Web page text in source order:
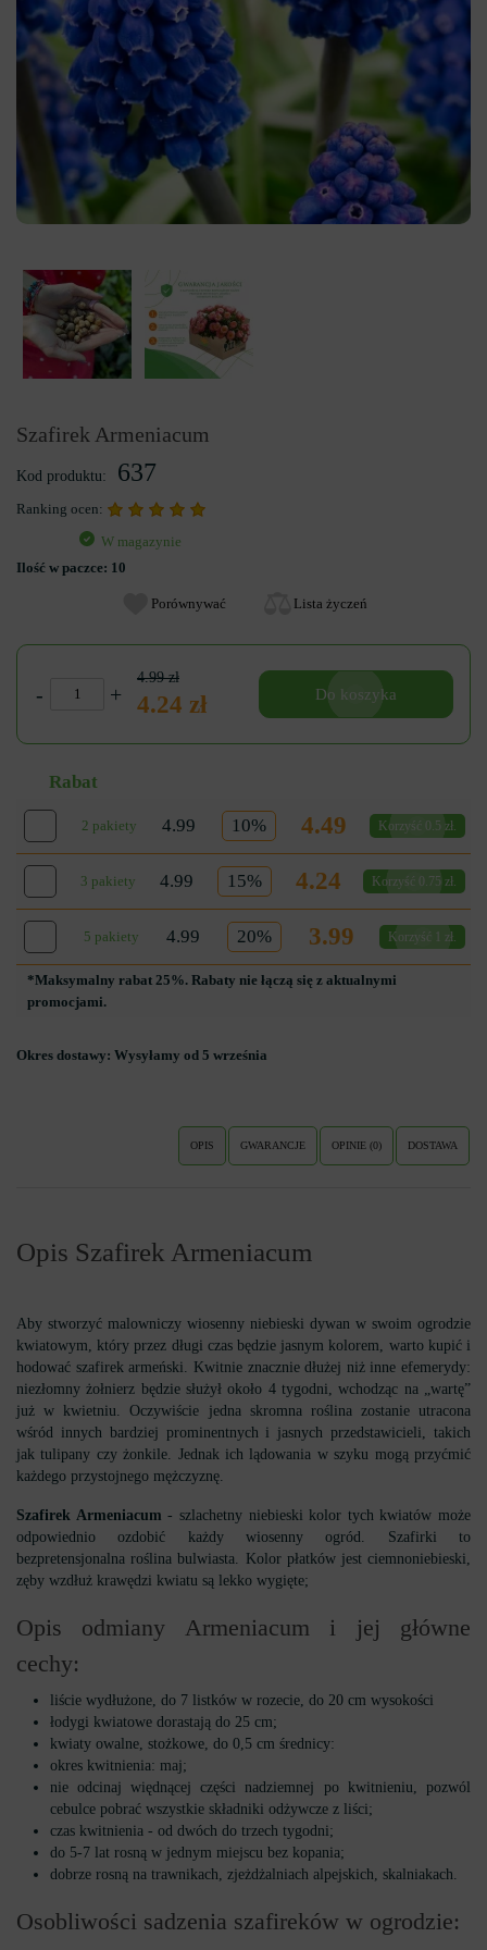
Szafirek Armeniacum
Kod produktu: 637
Ranking ocen:
W magazynie
Ilość w paczce: 10
Porównywać Lista życzeń
- +
4.99 zł
4.24 zł Do koszyka
Rabat
2 pakiety 4.99 10% 4.49 Korzyść 0.5 zł.
3 pakiety 4.99 15% 4.24 Korzyść 0.75 zł.
5 pakiety 4.99 20% 3.99 Korzyść 1 zł.
*Maksymalny rabat 25%. Rabaty nie łączą się z aktualnymi
promocjami.
Okres dostawy: Wysyłamy od 5 września
OPIS GWARANCJE OPINIE (0) DOSTAWA
Opis Szafirek Armeniacum
Aby stworzyć malowniczy wiosenny niebieski dywan w swoim ogrodzie
kwiatowym, który przez długi czas będzie jasnym kolorem, warto kupić i
hodować szafirek armeński. Kwitnie znacznie dłużej niż inne efemerydy:
niezłomny żołnierz będzie służył około 4 tygodni, wchodząc na „wartę”
już w kwietniu. Oczywiście jedna skromna roślina zostanie utracona
wśród innych bardziej prominentnych i jasnych przedstawicieli, takich
jak tulipany czy żonkile. Jednak ich lądowania w szyku mogą przyćmić
każdego przystojnego mężczyznę.
Szafirek Armeniacum - szlachetny niebieski kolor tych kwiatów może
odpowiednio ozdobić każdy wiosenny ogród. Szafirki to
bezpretensjonalna roślina bulwiasta. Kolor płatków jest ciemnoniebieski,
zęby wzdłuż krawędzi kwiatu są lekko wygięte;
Opis odmiany Armeniacum i jej główne
cechy:
liście wydłużone, do 7 listków w rozecie, do 20 cm wysokości
łodygi kwiatowe dorastają do 25 cm;
kwiaty owalne, stożkowe, do 0,5 cm średnicy:
okres kwitnienia: maj;
nie odcinaj więdnącej części nadziemnej po kwitnieniu, pozwól
cebulce pobrać wszystkie składniki odżywcze z liści;
czas kwitnienia - od dwóch do trzech tygodni;
do 5-7 lat rosną w jednym miejscu bez kopania;
dobrze rosną na trawnikach, zjeżdżalniach alpejskich, skalniakach.
Osobliwości sadzenia szafireków w ogrodzie: